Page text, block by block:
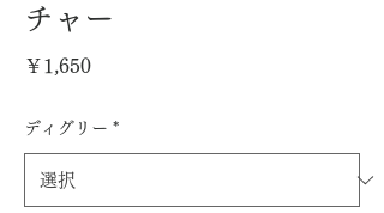
チャー
￥1,650価
ディグリー *